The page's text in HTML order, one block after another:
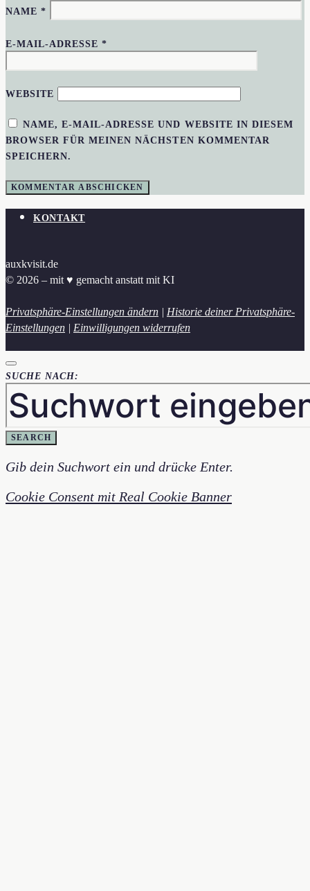
NAME*
E-MAIL-ADRESSE*
WEBSITE
NAME, E-MAIL-ADRESSE UND WEBSITE IN DIESEM
BROWSER FÜR MEINEN NÄCHSTEN KOMMENTAR
SPEICHERN.
KONTAKT
auxkvisit.de
© 2026 – mit ♥︎ gemacht anstatt mit KI
Privatsphäre-Einstellungen ändern | Historie deiner Privatsphäre-
Einstellungen | Einwilligungen widerrufen
SUCHE NACH:
SEARCH
Gib dein Suchwort ein und drücke Enter.
Cookie Consent mit Real Cookie Banner